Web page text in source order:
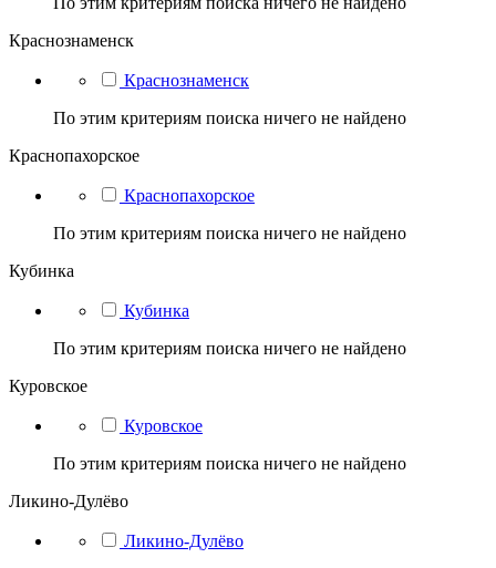
Краснознаменск
Краснознаменск
По этим критериям поиска ничего не найдено
Краснопахорское
Краснопахорское
По этим критериям поиска ничего не найдено
Кубинка
Кубинка
По этим критериям поиска ничего не найдено
Куровское
Куровское
По этим критериям поиска ничего не найдено
Ликино-Дулёво
Ликино-Дулёво